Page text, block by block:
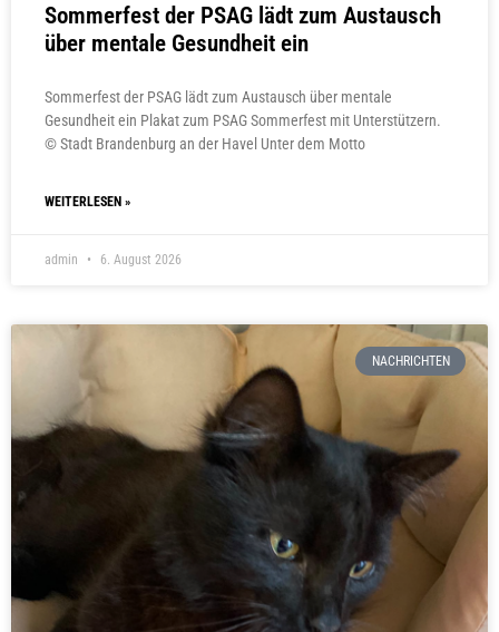
Sommerfest der PSAG lädt zum Austausch
über mentale Gesundheit ein
Sommerfest der PSAG lädt zum Austausch über mentale
Gesundheit ein Plakat zum PSAG Sommerfest mit Unterstützern.
© Stadt Brandenburg an der Havel Unter dem Motto
WEITERLESEN »
admin 6. August 2026
NACHRICHTEN